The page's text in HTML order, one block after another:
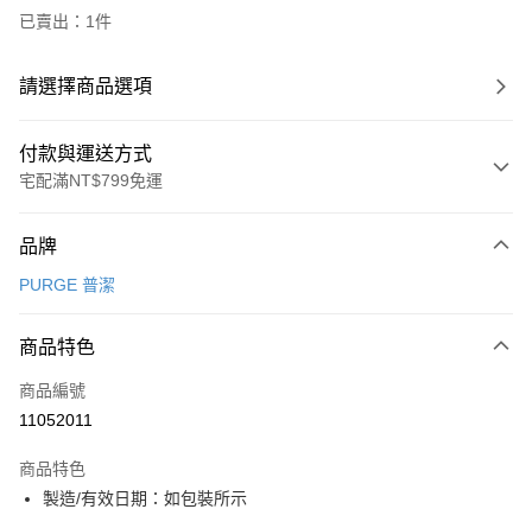
已賣出：1件
請選擇商品選項
付款與運送方式
宅配滿NT$799免運
信用卡一次付款
Apple Pay
街口支付
ATM付款
品牌
PURGE 普潔
商品特色
商品編號
11052011
商品特色
製造/有效日期：如包裝所示